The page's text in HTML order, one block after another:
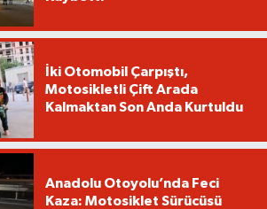
İki Otomobil Çarpıştı,
Motosikletli Çift Arada
Kalmaktan Son Anda Kurtuldu
Anadolu Otoyolu’nda Feci
Kaza: Motosiklet Sürücüsü